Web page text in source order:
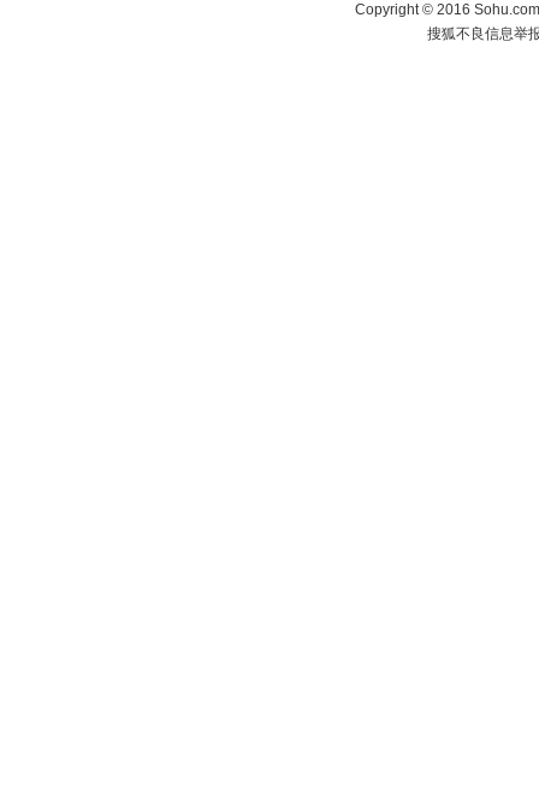
Copyright©2016
搜狐不良信息举